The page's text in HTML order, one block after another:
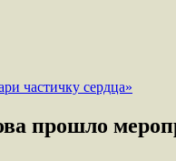
прошло